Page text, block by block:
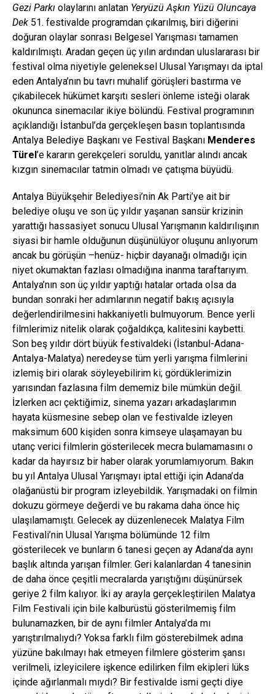
Gezi Parkı olaylarını anlatan Yeryüzü Aşkın Yüzü Oluncaya
Dek 51. festivalde programdan çıkarılmış, biri diğerini
doğuran olaylar sonrası Belgesel Yarışması tamamen
kaldırılmıştı. Aradan geçen üç yılın ardından uluslararası bir
festival olma niyetiyle geleneksel Ulusal Yarışmayı da iptal
eden Antalya’nın bu tavrı muhalif görüşleri bastırma ve
çıkabilecek hükümet karşıtı sesleri önleme isteği olarak
okununca sinemacılar ikiye bölündü. Festival programının
açıklandığı İstanbul’da gerçekleşen basın toplantısında
Antalya Belediye Başkanı ve Festival Başkanı Menderes
Türel’e kararın gerekçeleri soruldu, yanıtlar alındı ancak
kızgın sinemacılar tatmin olmadı ve çatışma büyüdü.
Antalya Büyükşehir Belediyesi’nin Ak Parti’ye ait bir
belediye oluşu ve son üç yıldır yaşanan sansür krizinin
yarattığı hassasiyet sonucu Ulusal Yarışmanın kaldırılışının
siyasi bir hamle olduğunun düşünülüyor oluşunu anlıyorum
ancak bu görüşün –henüz- hiçbir dayanağı olmadığı için
niyet okumaktan fazlası olmadığına inanma taraftarıyım.
Antalya’nın son üç yıldır yaptığı hatalar ortada olsa da
bundan sonraki her adımlarının negatif bakış açısıyla
değerlendirilmesini hakkaniyetli bulmuyorum. Bence yerli
filmlerimiz nitelik olarak çoğaldıkça, kalitesini kaybetti.
Son beş yıldır dört büyük festivaldeki (İstanbul-Adana-
Antalya-Malatya) neredeyse tüm yerli yarışma filmlerini
izlemiş biri olarak söyleyebilirim ki; gördüklerimizin
yarısından fazlasına film dememiz bile mümkün değil.
İzlerken acı çektiğimiz, sinema yazarı arkadaşlarımın
hayata küsmesine sebep olan ve festivalde izleyen
maksimum 600 kişiden sonra kimseye ulaşamayan bu
utanç verici filmlerin gösterilecek mecra bulamamasını o
kadar da hayırsız bir haber olarak yorumlamıyorum. Bakın
bu yıl Antalya Ulusal Yarışmayı iptal ettiği için Adana’da
olağanüstü bir program izleyebildik. Yarışmadaki on filmin
dokuzu görmeye değerdi ve bu rakama daha önce hiç
ulaşılamamıştı. Gelecek ay düzenlenecek Malatya Film
Festivali’nin Ulusal Yarışma bölümünde 12 film
gösterilecek ve bunların 6 tanesi geçen ay Adana’da aynı
başlık altında yarışan filmler. Geri kalanlardan 4 tanesinin
de daha önce çeşitli mecralarda yarıştığını düşünürsek
geriye 2 film kalıyor. İki ay arayla gerçekleştirilen Malatya
Film Festivali için bile kalburüstü gösterilmemiş film
bulunamazken, bir de aynı filmler Antalya’da mı
yarıştırılmalıydı? Yoksa farklı film gösterebilmek adına
yüzüne bakılmayı hak etmeyen filmlere gösterim şansı
verilmeli, izleyicilere işkence edilirken film ekipleri lüks
içinde ağırlanmalı mıydı? Bir festivalde ismi geçti diye